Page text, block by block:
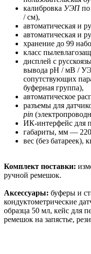
калибровка УЭПпо
/ см),
автоматическая и
автоматическая и
хранение до 99
класс
дисплей с
вывода pH / мВ /
сопутствующих
буферная группа),
автоматическое
разъемы для
pin
ИК-интерфейс для
габариты, мм —
вес (без батареек),
Комплект поставки:
ручной ремешок.
Аксессуары: буферы и
кондуктометрические
образца 50 мл, кейс для
ремешок на запястье,